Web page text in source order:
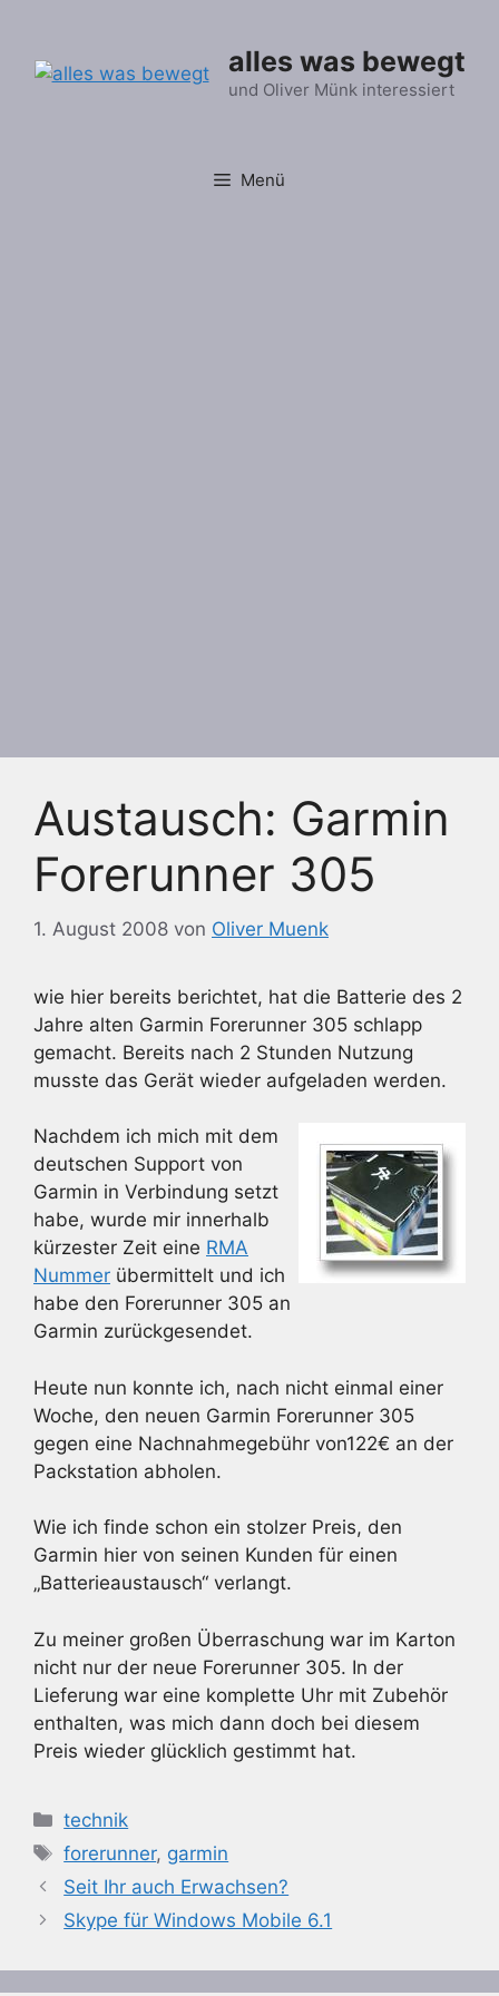
springen
alles was bewegt
und Oliver Münk interessiert
Menü
Austausch: Garmin
Forerunner 305
1. August 2008 von Oliver Muenk
wie hier bereits berichtet, hat die Batterie des 2
Jahre alten Garmin Forerunner 305 schlapp
gemacht. Bereits nach 2 Stunden Nutzung
musste das Gerät wieder aufgeladen werden.
Nachdem ich mich mit dem
deutschen Support von
Garmin in Verbindung setzt
habe, wurde mir innerhalb
kürzester Zeit eine RMA
Nummer übermittelt und ich
habe den Forerunner 305 an
Garmin zurückgesendet.
Heute nun konnte ich, nach nicht einmal einer
Woche, den neuen Garmin Forerunner 305
gegen eine Nachnahmegebühr von122€ an der
Packstation abholen.
Wie ich finde schon ein stolzer Preis, den
Garmin hier von seinen Kunden für einen
„Batterieaustausch“ verlangt.
Zu meiner großen Überraschung war im Karton
nicht nur der neue Forerunner 305. In der
Lieferung war eine komplette Uhr mit Zubehör
enthalten, was mich dann doch bei diesem
Preis wieder glücklich gestimmt hat.
Kategorien
technik
Schlagwörter
forerunner, garmin
Seit Ihr auch Erwachsen?
Skype für Windows Mobile 6.1